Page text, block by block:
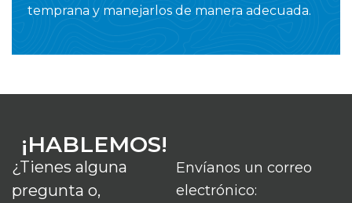
temprana y manejarlos de manera adecuada.
¡HABLEMOS!
¿Tienes alguna
pregunta o,
Envíanos un correo
electrónico: